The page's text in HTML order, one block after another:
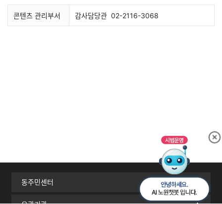
콘텐츠 관리부서 감사담당관 02-2116-3068
동주민센터